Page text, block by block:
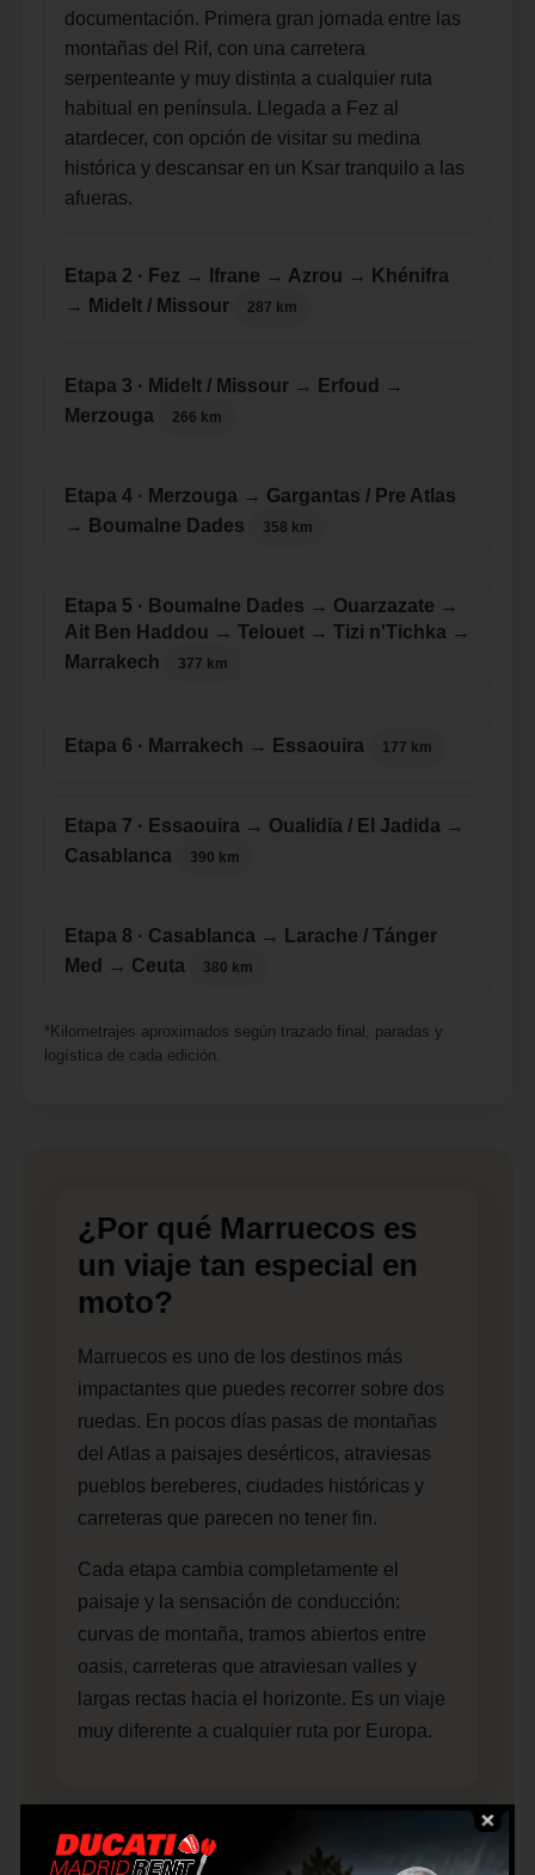
documentación. Primera gran jornada entre las
montañas del Rif, con una carretera
serpenteante y muy distinta a cualquier ruta
habitual en península. Llegada a Fez al
atardecer, con opción de visitar su medina
histórica y descansar en un Ksar tranquilo a las
afueras.
Etapa 2 · Fez → Ifrane → Azrou → Khénifra
→ Midelt / Missour
287 km
Etapa 3 · Midelt / Missour → Erfoud →
Merzouga
266 km
Etapa 4 · Merzouga → Gargantas / Pre Atlas
→ Boumalne Dades
358 km
Etapa 5 · Boumalne Dades → Ouarzazate →
Ait Ben Haddou → Telouet → Tizi n'Tichka →
Marrakech
377 km
Etapa 6 · Marrakech → Essaouira 177 km
Etapa 7 · Essaouira → Oualidia / El Jadida →
Casablanca
390 km
Etapa 8 · Casablanca → Larache / Tánger
Med → Ceuta
380 km
*Kilometrajes aproximados según trazado final, paradas y
logística de cada edición.
¿Por qué Marruecos es
un viaje tan especial en
moto?
Marruecos es uno de los destinos más
impactantes que puedes recorrer sobre dos
ruedas. En pocos días pasas de montañas
del Atlas a paisajes desérticos, atraviesas
pueblos bereberes, ciudades históricas y
carreteras que parecen no tener fin.
Cada etapa cambia completamente el
paisaje y la sensación de conducción:
curvas de montaña, tramos abiertos entre
oasis, carreteras que atraviesan valles y
largas rectas hacia el horizonte. Es un viaje
muy diferente a cualquier ruta por Europa.
Perfecto para una gran